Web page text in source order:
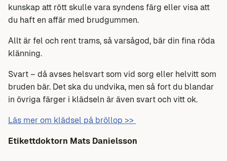
kunskap att rött skulle vara syndens färg eller visa att
du haft en affär med brudgummen.
Allt är fel och rent trams, så varsågod, bär din fina röda
klänning.
Svart – då avses helsvart som vid sorg eller helvitt som
bruden bär. Det ska du undvika, men så fort du blandar
in övriga färger i klädseln är även svart och vitt ok.
Läs mer om klädsel på bröllop >>
Etikettdoktorn Mats Danielsson